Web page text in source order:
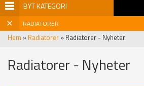
BYT KATEGORI
RADIATORER
Hem » Radiatorer » Radiatorer - Nyheter
Radiatorer - Nyheter